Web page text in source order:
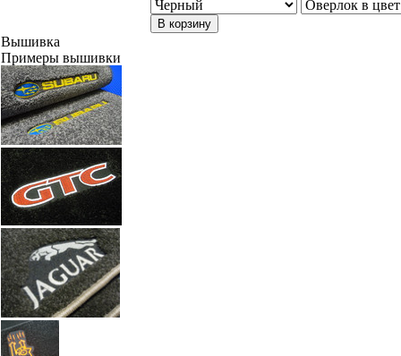
В корзину
Вышивка
Примеры вышивки